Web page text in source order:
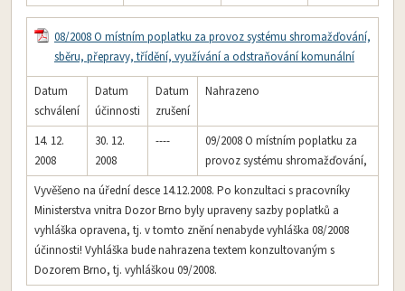
08/2008 O místním poplatku za provoz systému shromažďování,
sběru, přepravy, třídění, využívání a odstraňování komunální
Datum
schválení
Datum
účinnosti
Datum
zrušení
Nahrazeno
14. 12.
2008
30. 12.
2008
----
09/2008 O místním poplatku za
provoz systému shromažďování,
Vyvěšeno na úřední desce 14.12.2008. Po konzultaci s pracovníky
Ministerstva vnitra Dozor Brno byly upraveny sazby poplatků a
vyhláška opravena, tj. v tomto znění nenabyde vyhláška 08/2008
účinnosti! Vyhláška bude nahrazena textem konzultovaným s
Dozorem Brno, tj. vyhláškou 09/2008.